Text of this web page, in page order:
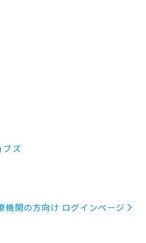
ブズ
機関の方向け ログインページ